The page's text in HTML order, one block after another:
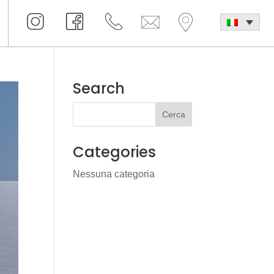
Search
Categories
Nessuna categoria